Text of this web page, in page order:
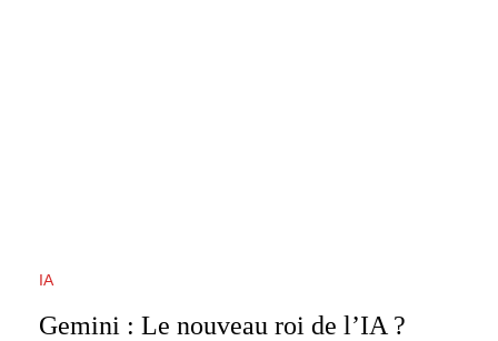
IA
Gemini : Le nouveau roi de l’IA ?